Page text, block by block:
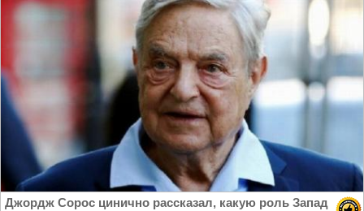
Джордж Сорос цинично рассказал, какую роль Запад